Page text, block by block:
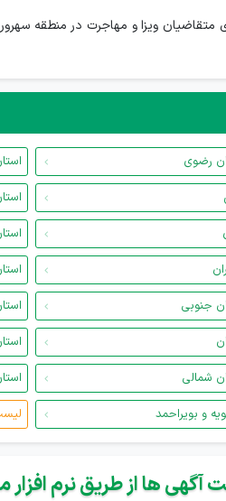
مدارک برای متقاضیان ویزا و مهاجرت در
رضوی
جنوبی
شمالی
و بویراحمد
آگهی ها از طریق نرم افزار